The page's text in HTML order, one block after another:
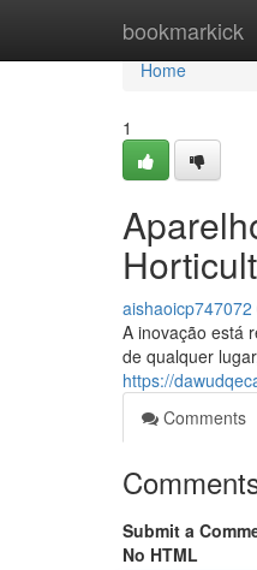
bookmarkick
Home
Home
1
aishaoicp747072
A inovação está
de qualquer
https://
Comments
Submit a
No HTML